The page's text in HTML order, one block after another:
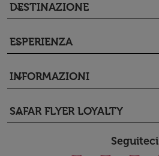
DESTINAZIONE
keyboard_arrow_down
ESPERIENZA
keyboard_arrow_down
INFORMAZIONI
keyboard_arrow_down
SAFAR FLYER LOYALTY
keyboard_arrow_down
Seguiteci